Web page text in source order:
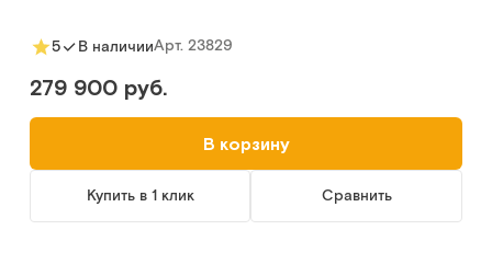
5 В наличииАрт. 23829
279 900 руб.
В корзину
Купить в 1 клик Сравнить